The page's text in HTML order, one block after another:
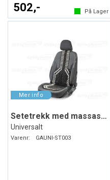
502,- På Lager
Setetrekk med massasjekuler
Universalt
Varenr: GAUNI-ST003